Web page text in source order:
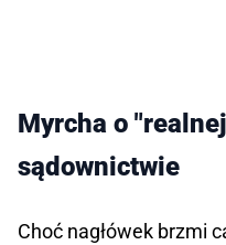
Myrcha o
sądownictwie
Choć nagłówek brzmi